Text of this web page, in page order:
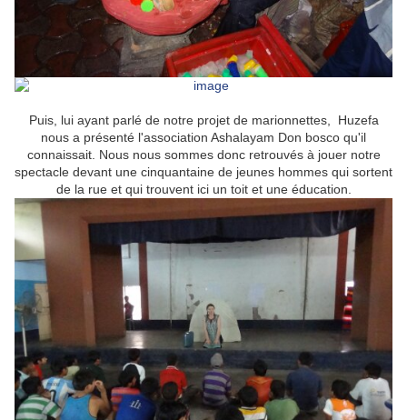
Puis, lui ayant parlé de notre projet de marionnettes, Huzefa
nous a présenté l'association Ashalayam Don bosco qu'il
connaissait. Nous nous sommes donc retrouvés à jouer notre
spectacle devant une cinquantaine de jeunes hommes qui sortent
de la rue et qui trouvent ici un toit et une éducation.